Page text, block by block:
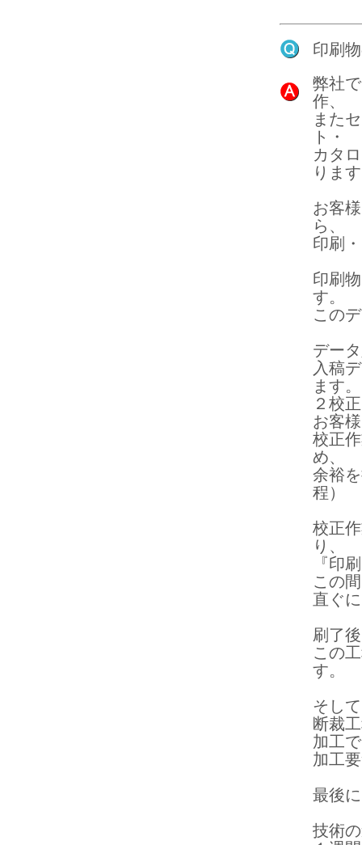
印刷
弊社
作、
また
ト・
カタ
りま
お客
ら、
印刷
印刷
す。
この
デー
入稿
ます。
２校
お客
校正
め、
余裕
程）
校正
り、
『印
この
直ぐ
刷了
この
す。
そし
断裁
加工
加工
最後
技術